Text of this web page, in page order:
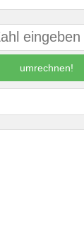
umrechnen!